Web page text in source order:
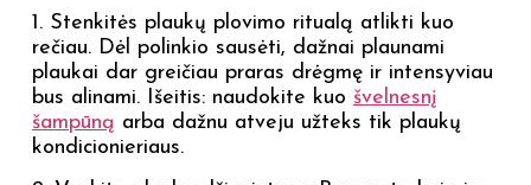
1. Stenkitės plaukų plovimo ritualą atlikti kuo
rečiau. Dėl polinkio sausėti, dažnai plaunami
plaukai dar greičiau praras drėgmę ir intensyviau
bus alinami. Išeitis: naudokite kuo švelnesnį
šampūną arba dažnu atveju užteks tik plaukų
kondicionieriaus.